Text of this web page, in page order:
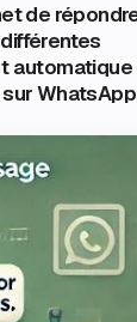
de
automatique